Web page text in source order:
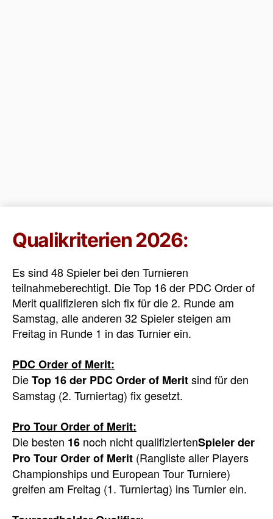
Qualikriterien 2026:
Es sind 48 Spieler bei den Turnieren
teilnahmeberechtigt. Die Top 16 der PDC Order of
Merit qualifizieren sich fix für die 2. Runde am
Samstag, alle anderen 32 Spieler steigen am
Freitag in Runde 1 in das Turnier ein.
PDC Order of Merit:
DieTop 16 der PDC Order of Meritsind für den
Samstag (2. Turniertag) fix gesetzt.
Pro Tour Order of Merit:
Die besten 16 noch nicht qualifiziertenSpieler der
Pro Tour Order of Merit (Rangliste aller Players
Championships und European Tour Turniere)
greifen am Freitag (1. Turniertag) ins Turnier ein.